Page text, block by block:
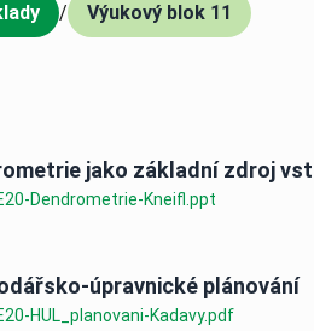
/ Výukový blok 11
jako základní zdroj
Dendrometrie-Kneifl.ppt
úpravnické plánování
HUL_planovani-Kadavy.pdf